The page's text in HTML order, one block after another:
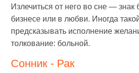
Излечиться от него во сне — знак
бизнесе или в любви. Иногда
предсказывать исполнение
толкование: больной.
Сонник - Рак